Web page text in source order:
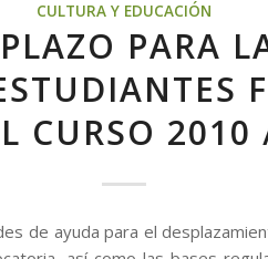
CULTURA Y EDUCACIÓN
PARA
CURSO 2010
de ayuda para el